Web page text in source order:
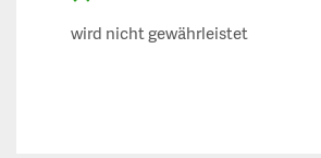
wird nicht gewährleistet